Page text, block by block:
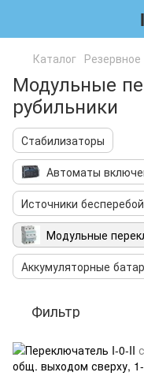
Каталог
Модульные
рубильники
Стабилизаторы
Автоматы
Источники
Модульные
Аккумуляторные
Фильтр